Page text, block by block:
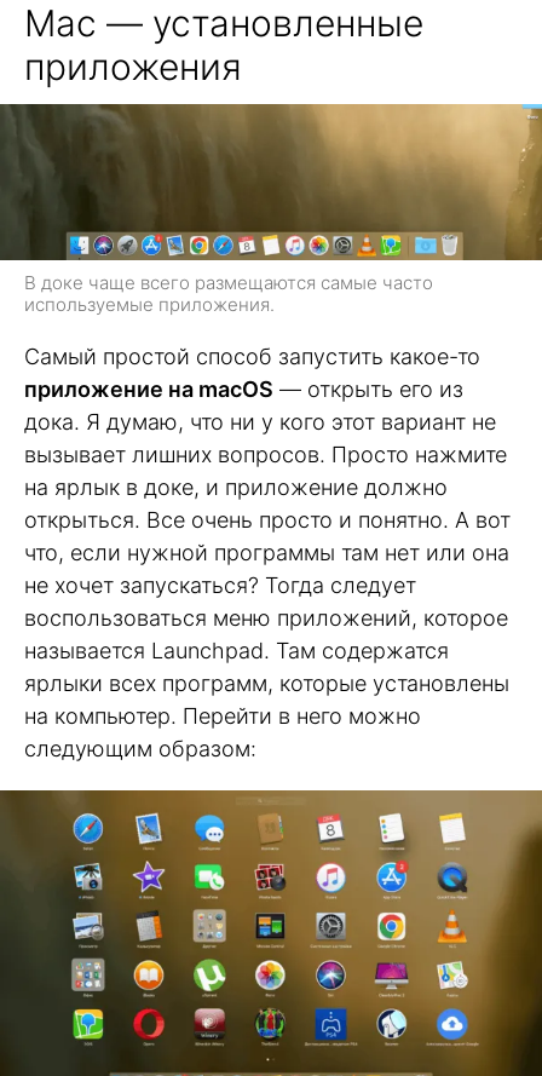
Mac — установленные
приложения
В доке чаще всего размещаются самые часто
используемые приложения.
Самый простой способ запустить какое-то
приложение на macOS — открыть его из
дока. Я думаю, что ни у кого этот вариант не
вызывает лишних вопросов. Просто нажмите
на ярлык в доке, и приложение должно
открыться. Все очень просто и понятно. А вот
что, если нужной программы там нет или она
не хочет запускаться? Тогда следует
воспользоваться меню приложений, которое
называется Launchpad. Там содержатся
ярлыки всех программ, которые установлены
на компьютер. Перейти в него можно
следующим образом: